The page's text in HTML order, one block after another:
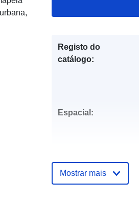
Registo do
catálogo:
Espacial:
Origem:
Mostrar mais